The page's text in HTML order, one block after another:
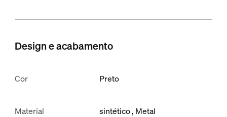
Design e acabamento
Cor Preto
Material sintético Metal